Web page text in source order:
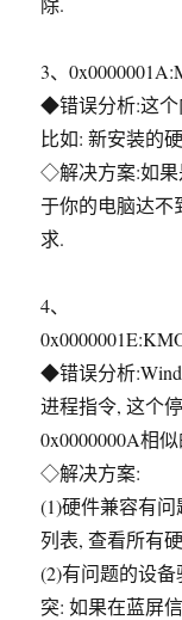
3、
◆错误分析:这个
比如: 新安装的
◇解决方案:如果
于你的电脑达不
求.
4、
◆错误分析
进程指令, 这个
0x0000000A相
◇解决方案:
(1)硬件兼容有
列表, 查看所有
(2)有问题的设
突: 如果在蓝屏